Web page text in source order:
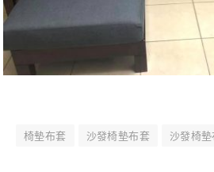
椅墊布套 沙發椅墊布套 沙發椅